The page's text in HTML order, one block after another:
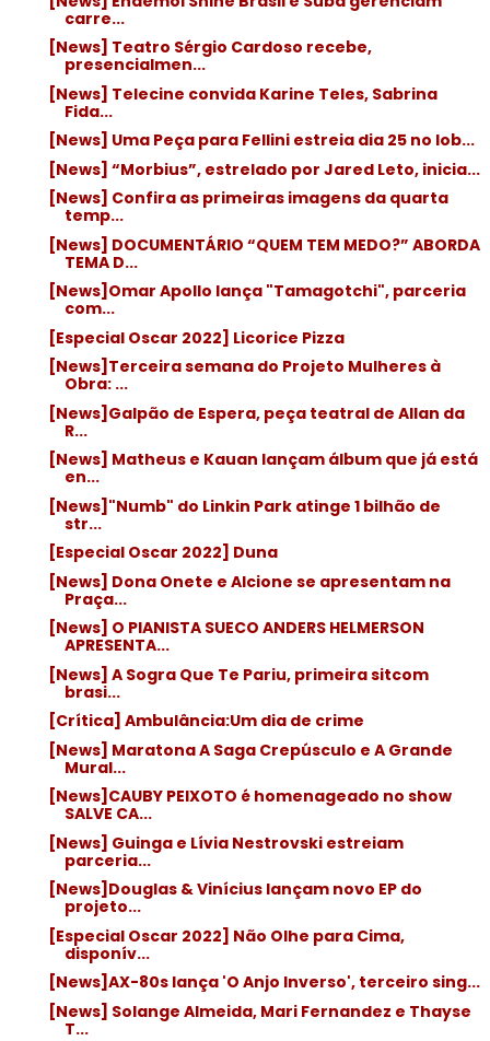
carre...
[News] Teatro Sérgio Cardoso recebe,
presencialmen...
[News] Telecine convida Karine Teles, Sabrina
Fida...
[News] Uma Peça para Fellini estreia dia 25 no lob...
[News] “Morbius”, estrelado por Jared Leto, inicia...
[News] Confira as primeiras imagens da quarta
temp...
[News] DOCUMENTÁRIO “QUEM TEM MEDO?” ABORDA
TEMA D...
[News]Omar Apollo lança "Tamagotchi", parceria
com...
[Especial Oscar 2022] Licorice Pizza
[News]Terceira semana do Projeto Mulheres à
Obra: ...
[News]Galpão de Espera, peça teatral de Allan da
R...
[News] Matheus e Kauan lançam álbum que já está
en...
[News]"Numb" do Linkin Park atinge 1 bilhão de
str...
[Especial Oscar 2022] Duna
[News] Dona Onete e Alcione se apresentam na
Praça...
[News] O PIANISTA SUECO ANDERS HELMERSON
APRESENTA...
[News] A Sogra Que Te Pariu, primeira sitcom
brasi...
[Crítica] Ambulância:Um dia de crime
[News] Maratona A Saga Crepúsculo e A Grande
Mural...
[News]CAUBY PEIXOTO é homenageado no show
SALVE CA...
[News] Guinga e Lívia Nestrovski estreiam
parceria...
[News]Douglas & Vinícius lançam novo EP do
projeto...
[Especial Oscar 2022] Não Olhe para Cima,
disponív...
[News]AX-80s lança 'O Anjo Inverso', terceiro sing...
[News] Solange Almeida, Mari Fernandez e Thayse
T...